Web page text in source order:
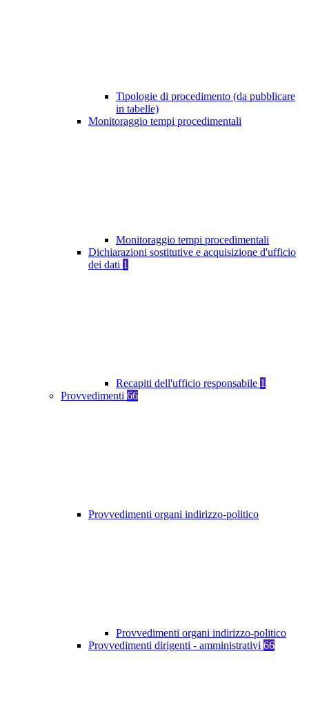
Tipologie di procedimento (da pubblicare
in tabelle)
Monitoraggio tempi procedimentali
Monitoraggio tempi procedimentali
Dichiarazioni sostitutive e acquisizione d'ufficio
dei dati 1
Recapiti dell'ufficio responsabile 1
Provvedimenti 66
Provvedimenti organi indirizzo-politico
Provvedimenti organi indirizzo-politico
Provvedimenti dirigenti - amministrativi 66